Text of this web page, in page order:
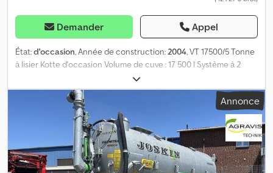
Demander Appel
État:d'occasion, Année de construction:2004, VT 17500/5 Tonne
à lisier Kotte d'occasion Volume de cuve : 17 500 l Système à 2
compartiments Pompe à vide Turboremplisseur, entraînement
hydraulique Essieu tandem Installation de freinage deux lignes
avec ALB Attelage bas K80 Direction forcée Pneus : 750/65 R 30.5
Installation d'éclairage Raccordement avant gauche et droit
Raccordement arrière gauche Arbre à cardan grand angle
Rampes à pendillards Vogelsang Largeur de travail : 15 / 12 m
Csdpfoy U R Egjx Antjha Gestion par demi-largeur 50 / 50
Dispositif anti-goutte TÜV : Pupitre de commande électrique
Annonce